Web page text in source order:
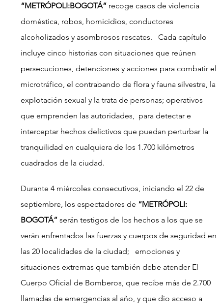
“METRÓPOLI:BOGOTÁ” recoge casos de violencia
doméstica, robos, homicidios, conductores
alcoholizados y asombrosos rescates.   Cada capítulo
incluye cinco historias con situaciones que reúnen
persecuciones, detenciones y acciones para combatir el
microtráfico, el contrabando de flora y fauna silvestre, la
explotación sexual y la trata de personas; operativos
que emprenden las autoridades,  para detectar e
interceptar hechos delictivos que puedan perturbar la
tranquilidad en cualquiera de los 1.700 kilómetros
cuadrados de la ciudad.
Durante 4 miércoles consecutivos, iniciando el 22 de
septiembre, los espectadores de “METRÓPOLI:
BOGOTÁ” serán testigos de los hechos a los que se
verán enfrentados las fuerzas y cuerpos de seguridad en
las 20 localidades de la ciudad;   emociones y
situaciones extremas que también debe atender El
Cuerpo Oficial de Bomberos, que recibe más de 2.700
llamadas de emergencias al año, y que dio acceso a